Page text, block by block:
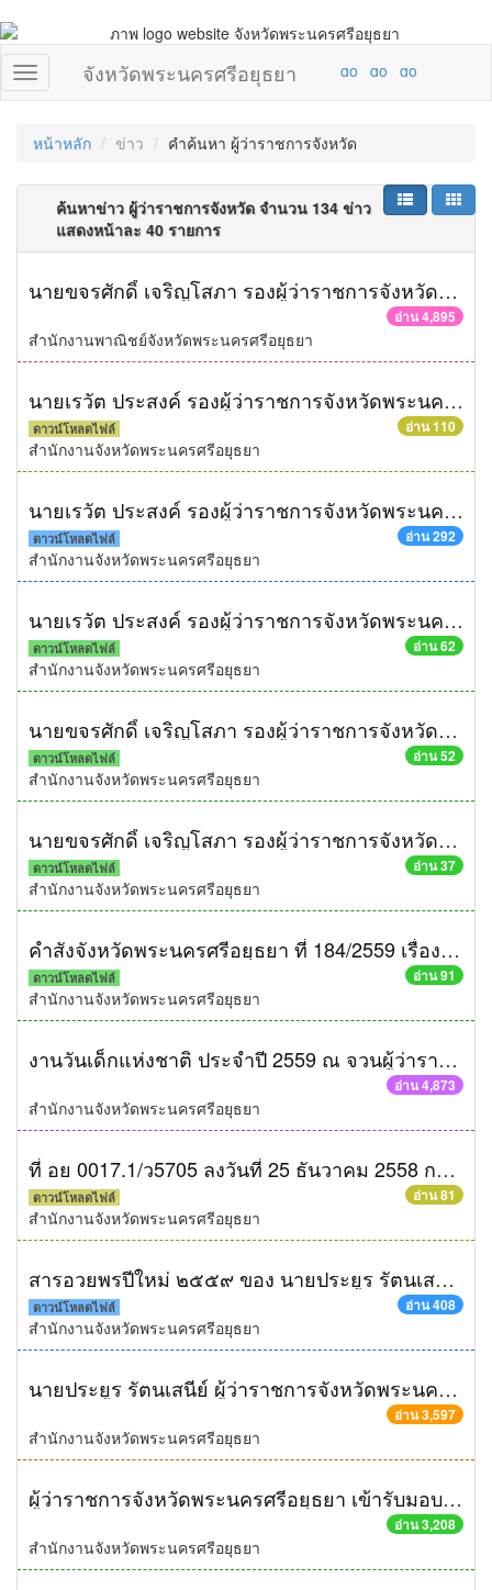
จังหวัดพระนครศรีอยุธยา
หน้าหลัก ข่าว คำค้นหา ผู้ว่าราชการจังหวัด
ค้นหาข่าว ผู้ว่าราชการจังหวัด จำนวน 134 ข่าว
แสดงหน้าละ 40 รายการ
นายขจรศักดิ์ เจริญโสภา รองผู้ว่าราชการจังหวัดพระนครศรีอยุธยา พร้อมด้วยนางสุวรรณา ชนินทร์วณิชย์ พาณิชย์จังหวัดพระนครศรีอยุธยา ร่วมตรวจสอบชุดสังฆทานในเขตพื้นที่อำเภอพระนครศรีอยุธยา
อ่าน 4,895
สำนักงานพาณิชย์จังหวัดพระนครศรีอยุธยา
นายเรวัต ประสงค์ รองผู้ว่าราชการจังหวัดพระนครศรีอยุธยา ร่วมประชุมวีดิทัศน์ทางไกล (Video Conference) ร่วมกับกระทรวงมหาดไทย ในการติดตามผลการดำเนินการตามมาตรการส่งเสริมชีวิตความเป็นอยู่ระดับตำบล (ตำบลละ 5 ล้านบาท) ณ ห้องประชุม 3 ชั้น 4 อาคาร 4 ชั้น ศาลากลางจังหวัดพระนครศรีอยุธยา
ดาวน์โหลดไฟล์ อ่าน 110
สำนักงานจังหวัดพระนครศรีอยุธยา
นายเรวัต ประสงค์ รองผู้ว่าราชการจังหวัดพระนครศรีอยุธยา เป็นประธานในพิธีเปิดงานวันข้าวโพดเทียนบ้านเกาะ ณ วัดไผ่โสมนรินทร์ ต.บ้านเกาะ อ.พระนครศรีอยุธยา จ.พระนครศรีอยุธยา
ดาวน์โหลดไฟล์ อ่าน 292
สำนักงานจังหวัดพระนครศรีอยุธยา
นายเรวัต ประสงค์ รองผู้ว่าราชการจังหวัดพระนครศรีอยุธยา เป็นประธานการประชุมคณะกรรมการพัฒนาชุมชนในพื้นที่รอบโรงไฟฟ้ากองทุนพัฒนาไฟฟ้าจังหวัดพระนครศรีอยุธยา 2 ครั้งที่ 1/2559 ณ ห้องประชุมรับรองชั้น 1 อาคาร 4 ชั้น ศาลากลางจังหวัด
ดาวน์โหลดไฟล์ อ่าน 62
สำนักงานจังหวัดพระนครศรีอยุธยา
นายขจรศักดิ์ เจริญโสภา รองผู้ว่าราชการจังหวัดพระนครศรีอยุธยา เป็นประธานคณะกรรมการตรวจการจ้างการก่อสร้างอาคารผู้ป่วยนอก-ใน ขนาด 30 เตียง งวดที่ 1 โรงพยาบาลวังน้อย ณ ห้องประชุมลีลาวดี โรงพยาบาลวังน้อย
ดาวน์โหลดไฟล์ อ่าน 52
สำนักงานจังหวัดพระนครศรีอยุธยา
นายขจรศักดิ์ เจริญโสภา รองผู้ว่าราชการจังหวัดพระนครศรีอยุธยา เป็นประธานประชุมคณะอนุกรรมการติดตามการดำเนินโครงการของกลุ่มจังหวัดฯ ครั้งที่ 1/2559
ดาวน์โหลดไฟล์ อ่าน 37
สำนักงานจังหวัดพระนครศรีอยุธยา
คำสังจังหวัดพระนครศรีอยุธยา ที่ 184/2559 เรื่อง มอบอำนาจให้รองผู้ว่าราชการจังหวัด หัวหน้าส่วนราชการและนายอำเภอ ปฏิบัติราชการแทนผู้ว่าราชการจังหวัด ในการดำเนินการต่างๆ ฯ
ดาวน์โหลดไฟล์ อ่าน 91
สำนักงานจังหวัดพระนครศรีอยุธยา
งานวันเด็กแห่งชาติ ประจำปี 2559 ณ จวนผู้ว่าราชการจังหวัดพระนครศรีอยุธยา
อ่าน 4,873
สำนักงานจังหวัดพระนครศรีอยุธยา
ที่ อย 0017.1/ว5705 ลงวันที่ 25 ธันวาคม 2558 การประชุมรับมอบนโยบายของผู้ว่าราชการจังหวัดพระนครศรีอยุธยา
ดาวน์โหลดไฟล์ อ่าน 81
สำนักงานจังหวัดพระนครศรีอยุธยา
สารอวยพรปีใหม่ ๒๕๕๙ ของ นายประยูร รัตนเสนีย์ ผู้ว่าราชการจังหวัดพระนครศรีอยุธยา
ดาวน์โหลดไฟล์ อ่าน 408
สำนักงานจังหวัดพระนครศรีอยุธยา
นายประยูร รัตนเสนีย์ ผู้ว่าราชการจังหวัดพระนครศรีอยุธยา ตรวจเยี่ยมและมอบนโยบายหน่วยงานสังกัดกระทรวงยุติธรรม
อ่าน 3,597
สำนักงานจังหวัดพระนครศรีอยุธยา
ผู้ว่าราชการจังหวัดพระนครศรีอยุธยา เข้ารับมอบสิ่งของพระราชทาน ในกิจกรรม "ปั่นเพือพ่อ"
อ่าน 3,208
สำนักงานจังหวัดพระนครศรีอยุธยา